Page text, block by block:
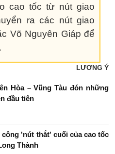
cao tốc từ nút giao
ra các nút giao
Võ Nguyên Giáp để
LƯƠNG Ý
Hòa – Vũng Tàu đón những
đầu tiên
công 'nút thắt' cuối của cao tốc
Thành